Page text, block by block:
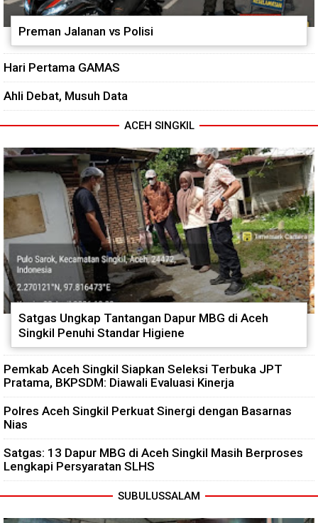
Preman Jalanan vs Polisi
Hari Pertama GAMAS
Ahli Debat, Musuh Data
ACEH SINGKIL
Satgas Ungkap Tantangan Dapur MBG di Aceh
Singkil Penuhi Standar Higiene
Pemkab Aceh Singkil Siapkan Seleksi Terbuka JPT
Pratama, BKPSDM: Diawali Evaluasi Kinerja
Polres Aceh Singkil Perkuat Sinergi dengan Basarnas
Nias
Satgas: 13 Dapur MBG di Aceh Singkil Masih Berproses
Lengkapi Persyaratan SLHS
SUBULUSSALAM